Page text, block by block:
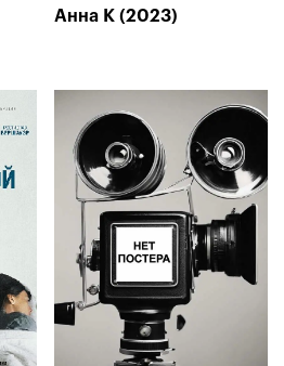
Анна К (2023)